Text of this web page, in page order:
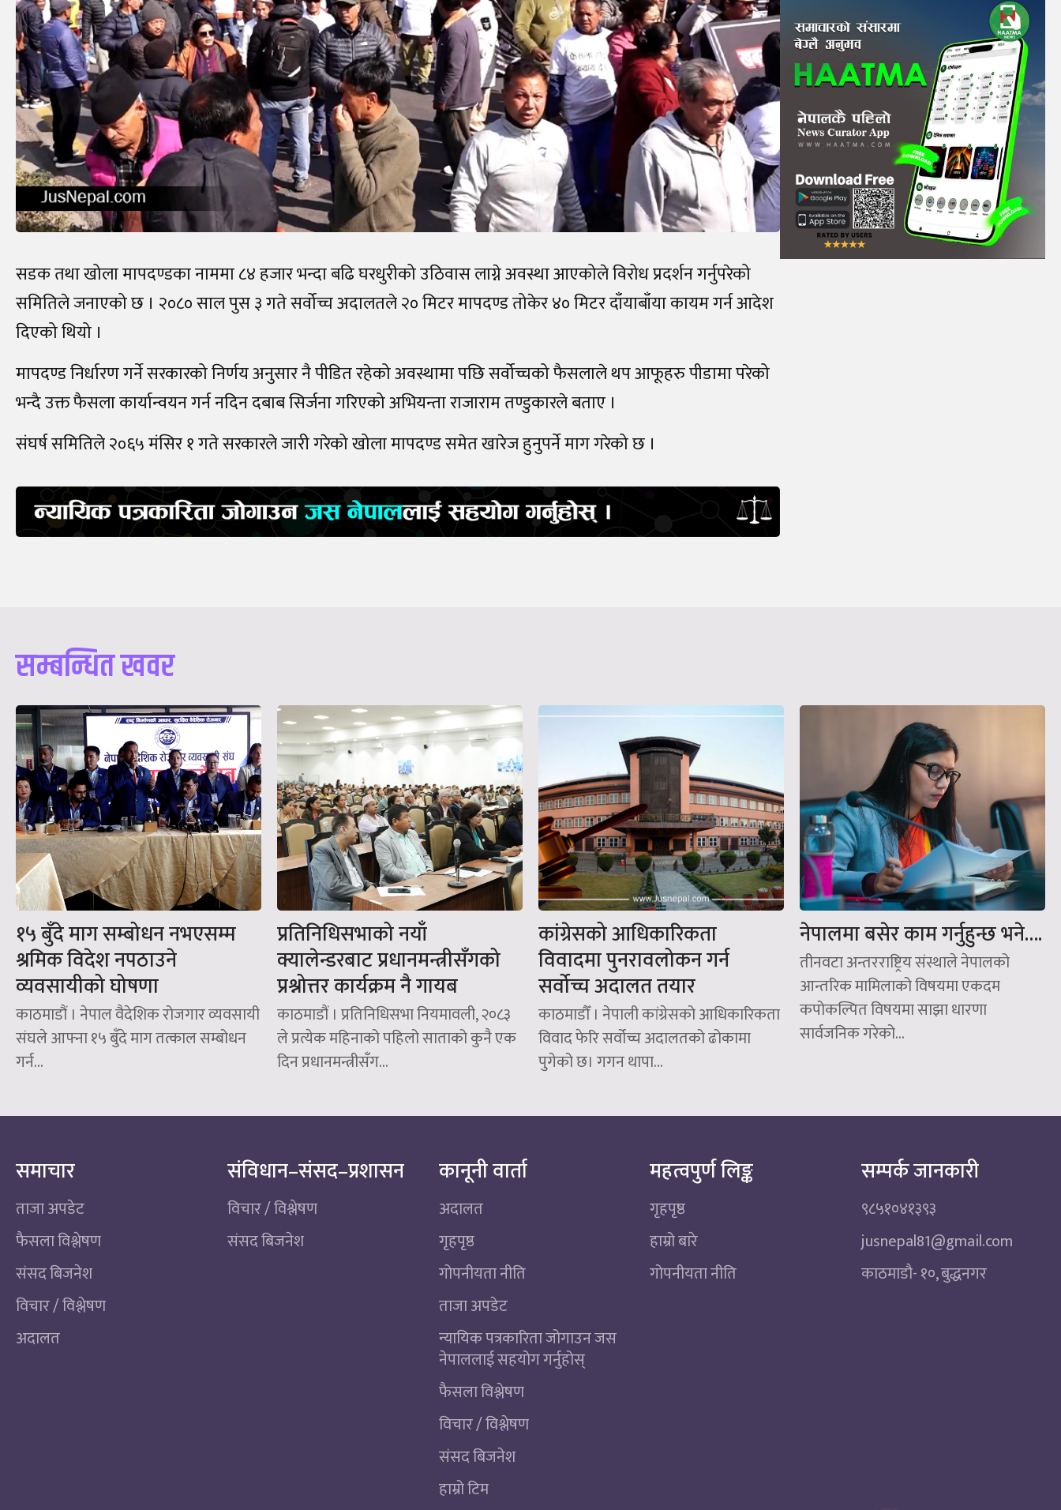
सडक तथा खोला मापदण्डका नाममा ८४ हजार भन्दा बढि घरधुरीको उठिवास लाग्ने अवस्था आएकोले विरोध प्रदर्शन गर्नुपरेको
समितिले जनाएको छ । २०८० साल पुस ३ गते सर्वोच्च अदालतले २० मिटर मापदण्ड तोकेर ४० मिटर दाँयाबाँया कायम गर्न आदेश
दिएको थियो ।
मापदण्ड निर्धारण गर्ने सरकारको निर्णय अनुसार नै पीडित रहेको अवस्थामा पछि सर्वोच्चको फैसलाले थप आफूहरु पीडामा परेको
भन्दै उक्त फैसला कार्यान्वयन गर्न नदिन दबाब सिर्जना गरिएको अभियन्ता राजाराम तण्डुकारले बताए ।
संघर्ष समितिले २०६५ मंसिर १ गते सरकारले जारी गरेको खोला मापदण्ड समेत खारेज हुनुपर्ने माग गरेको छ ।
सम्बन्धित खवर
१५ बुँदे माग सम्बोधन नभएसम्म
श्रमिक विदेश नपठाउने
व्यवसायीको घोषणा
काठमाडौं । नेपाल वैदेशिक रोजगार व्यवसायी
संघले आफ्ना १५ बुँदे माग तत्काल सम्बोधन
गर्न...
प्रतिनिधिसभाको नयाँ
क्यालेन्डरबाट प्रधानमन्त्रीसँगको
प्रश्नोत्तर कार्यक्रम नै गायब
काठमाडौं । प्रतिनिधिसभा नियमावली, २०८३
ले प्रत्येक महिनाको पहिलो साताको कुनै एक
दिन प्रधानमन्त्रीसँग...
कांग्रेसको आधिकारिकता
विवादमा पुनरावलोकन गर्न
सर्वोच्च अदालत तयार
काठमाडौँ । नेपाली कांग्रेसको आधिकारिकता
विवाद फेरि सर्वोच्च अदालतको ढोकामा
पुगेको छ। गगन थापा...
नेपालमा बसेर काम गर्नुहुन्छ भने….
तीनवटा अन्तरराष्ट्रिय संस्थाले नेपालको
आन्तरिक मामिलाको विषयमा एकदम
कपोकल्पित विषयमा साझा धारणा
सार्वजनिक गरेको...
समाचार
ताजा अपडेट
फैसला विश्लेषण
संसद बिजनेश
विचार / विश्लेषण
अदालत
संविधान–संसद–प्रशासन
विचार / विश्लेषण
संसद बिजनेश
कानूनी वार्ता
अदालत
गृहपृष्ठ
गोपनीयता नीति
ताजा अपडेट
न्यायिक पत्रकारिता जोगाउन जस
नेपाललाई सहयोग गर्नुहोस्
फैसला विश्लेषण
विचार / विश्लेषण
संसद बिजनेश
हाम्रो टिम
महत्वपुर्ण लिङ्क
गृहपृष्ठ
हाम्रो बारे
गोपनीयता नीति
सम्पर्क जानकारी
९८५१०४१३९३
jusnepal81@gmail.com
काठमाडाै‌- १०, बुद्धनगर